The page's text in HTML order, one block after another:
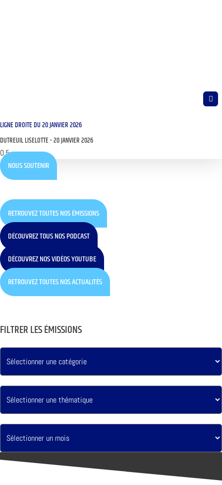
LIGNE DROITE DU 20 JANVIER 2026
DUTREUIL LISELOTTE 20 JANVIER 2026
NOUS SOUTENIR
RETROUVEZ TOUTES NOS ÉMISSIONS
DÉCOUVREZ TOUS NOS PODCAST
DÉCOUVREZ NOS VIDÉOS YOUTUBE
RETROUVEZ TOUTES NOS ACTUALITÉS
FILTRER LES ÉMISSIONS